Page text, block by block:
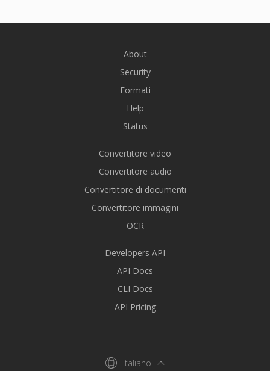
About
Security
Formati
Help
Status
Convertitore video
Convertitore audio
Convertitore di documenti
Convertitore immagini
OCR
Developers API
API Docs
CLI Docs
API Pricing
Italiano